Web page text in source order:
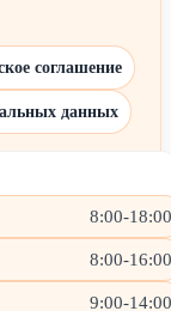
соглашение
данных
8:00-18:00
8:00-16:00
9:00-14:00